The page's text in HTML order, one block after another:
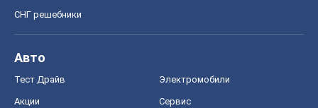
СНГ решебники
Авто
Тест Драйв Электромобили
Акции Сервис